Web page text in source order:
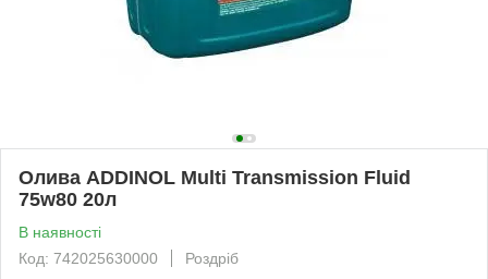
Олива ADDINOL Multi Transmission Fluid
75w80 20л
В наявності
Код: 742025630000
Роздріб